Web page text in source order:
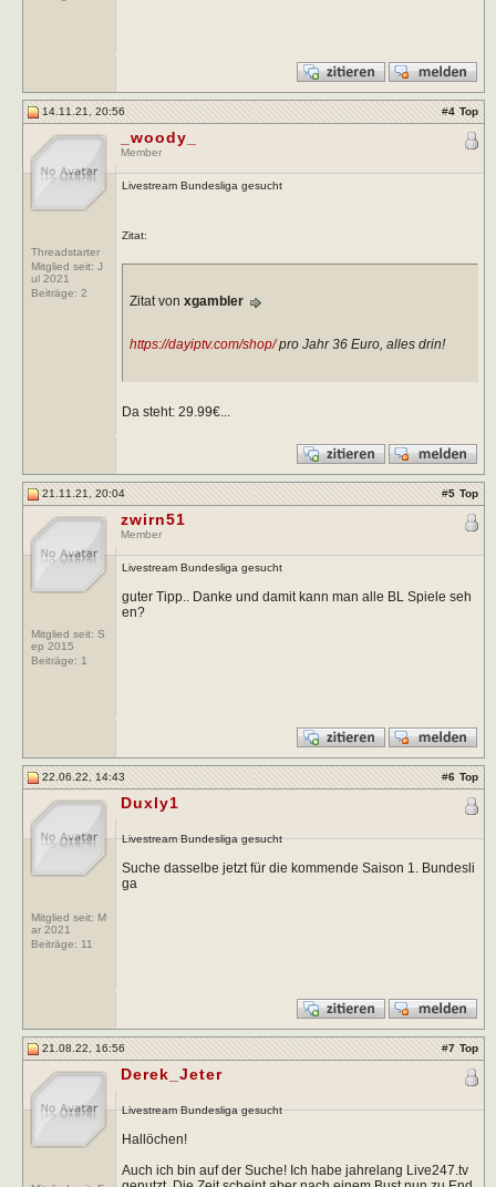
14.11.21, 20:56 #4 Top
Threadstarter
Mitglied seit: J
ul 2021
Beiträge: 2
_woody_
Member
Livestream Bundesliga gesucht
Zitat:
Zitat von xgambler
https://dayiptv.com/shop/pro Jahr 36 Euro, alles drin!
Da steht: 29.99€...
21.11.21, 20:04 #5 Top
Mitglied seit: S
ep 2015
Beiträge: 1
zwirn51
Member
Livestream Bundesliga gesucht
guter Tipp.. Danke und damit kann man alle BL Spiele seh
en?
22.06.22, 14:43 #6 Top
Mitglied seit: M
ar 2021
Beiträge: 11
Duxly1
Livestream Bundesliga gesucht
Suche dasselbe jetzt für die kommende Saison 1. Bundesli
ga
21.08.22, 16:56 #7 Top
Derek_Jeter
Livestream Bundesliga gesucht
Hallöchen!
Auch ich bin auf der Suche! Ich habe jahrelang Live247.tv